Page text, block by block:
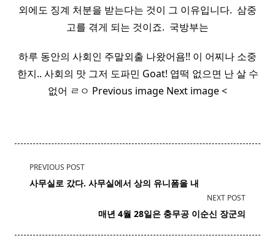
외에도 징계 처분을 받는다는 것이 그 이유입니다. ​ 삼중
고를 겪게 되는 것이죠. ​ 국방부는
하루 동안의 사회인 주말외출 나왔어욤!! 이 어찌나 소중
한지.. 사회의 맛 그저 도파민 Goat! 엽떡 없으면 난 살 수
없어 ㄹㅇ Previous image Next image <
<span
class="nav-
text">Page</span>
PREVIOUS POST
사무실로 갔다. 사무실에서 상의 유니폼을 내
NEXT POST
매년 4월 28일은 충무공 이순신 장군의